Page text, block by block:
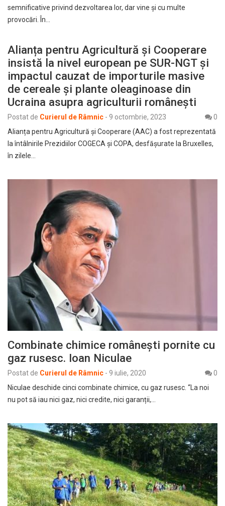
semnificative privind dezvoltarea lor, dar vine și cu multe
provocări. În…
Alianța pentru Agricultură și Cooperare
insistă la nivel european pe SUR-NGT și
impactul cauzat de importurile masive
de cereale și plante oleaginoase din
Ucraina asupra agriculturii românești
Postat de Curierul de Râmnic - 9 octombrie, 2023
0
Alianța pentru Agricultură și Cooperare (AAC) a fost reprezentată
la întâlnirile Prezidiilor COGECA și COPA, desfășurate la Bruxelles,
în zilele…
Combinate chimice românești pornite cu
gaz rusesc. Ioan Niculae
Postat de Curierul de Râmnic - 9 iulie, 2020
0
Niculae deschide cinci combinate chimice, cu gaz rusesc. “La noi
nu pot să iau nici gaz, nici credite, nici garanții,…